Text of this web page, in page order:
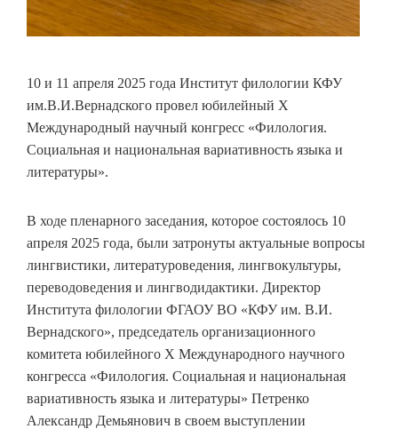
10 и 11 апреля 2025 года Институт филологии КФУ
им.В.И.Вернадского провел юбилейный Х
Международный научный конгресс «Филология.
Социальная и национальная вариативность языка и
литературы».
В ходе пленарного заседания, которое состоялось 10
апреля 2025 года, были затронуты актуальные вопросы
лингвистики, литературоведения, лингвокультуры,
переводоведения и лингводидактики. Директор
Института филологии ФГАОУ ВО «КФУ им. В.И.
Вернадского», председатель организационного
комитета юбилейного Х Международного научного
конгресса «Филология. Социальная и национальная
вариативность языка и литературы» Петренко
Александр Демьянович в своем выступлении